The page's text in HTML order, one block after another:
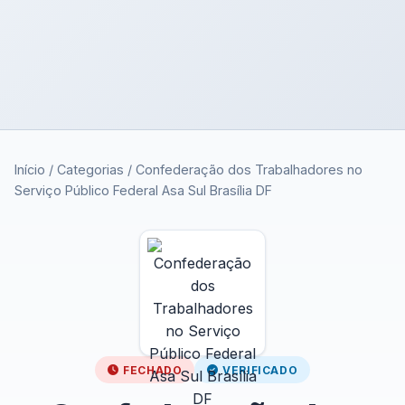
Início / Categorias / Confederação dos Trabalhadores no
Serviço Público Federal Asa Sul Brasília DF
FECHADO VERIFICADO